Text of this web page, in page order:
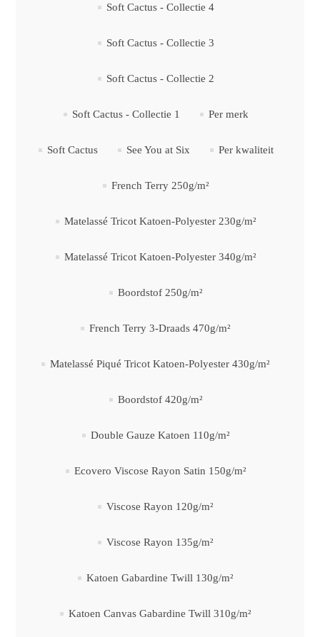
Soft Cactus - Collectie 4
Soft Cactus - Collectie 3
Soft Cactus - Collectie 2
Soft Cactus - Collectie 1 Per merk
Soft Cactus See You at Six Per kwaliteit
French Terry 250g/m²
Matelassé Tricot Katoen-Polyester 230g/m²
Matelassé Tricot Katoen-Polyester 340g/m²
Boordstof 250g/m²
French Terry 3-Draads 470g/m²
Matelassé Piqué Tricot Katoen-Polyester 430g/m²
Boordstof 420g/m²
Double Gauze Katoen 110g/m²
Ecovero Viscose Rayon Satin 150g/m²
Viscose Rayon 120g/m²
Viscose Rayon 135g/m²
Katoen Gabardine Twill 130g/m²
Katoen Canvas Gabardine Twill 310g/m²